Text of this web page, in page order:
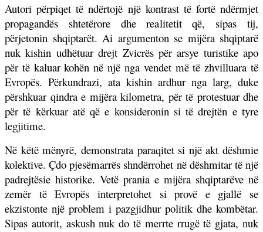
Autori përpiqet të ndërtojë një kontrast të fortë ndërmjet
propagandës shtetërore dhe realitetit që, sipas tij,
përjetonin shqiptarët. Ai argumenton se mijëra shqiptarë
nuk kishin udhëtuar drejt Zvicrës për arsye turistike apo
për të kaluar kohën në një nga vendet më të zhvilluara të
Evropës. Përkundrazi, ata kishin ardhur nga larg, duke
përshkuar qindra e mijëra kilometra, për të protestuar dhe
për të kërkuar atë që e konsideronin si të drejtën e tyre
legjitime.
Në këtë mënyrë, demonstrata paraqitet si një akt dëshmie
kolektive. Çdo pjesëmarrës shndërrohet në dëshmitar të një
padrejtësie historike. Vetë prania e mijëra shqiptarëve në
zemër të Evropës interpretohet si provë e gjallë se
ekzistonte një problem i pazgjidhur politik dhe kombëtar.
Sipas autorit, askush nuk do të merrte rrugë të gjata, nuk